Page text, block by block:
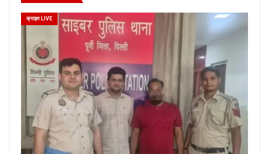
क्राइम LIVE